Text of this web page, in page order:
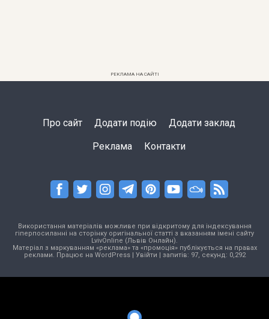
РЕКЛАМА НА САЙТІ
Про сайт Додати подію Додати заклад
Реклама Контакти
Використання матеріалів можливе при відкритому для індексування
гіперпосиланні на сторінку оригінальної статті з вказанням імені сайту
LvivOnline (Львів Онлайн).
Матеріал з маркуванням «реклама» та «промоція» публікується на правах
реклами. Працює на WordPress| Увійти | запитів: 97, секунд: 0,292